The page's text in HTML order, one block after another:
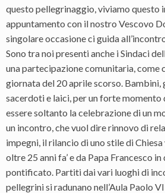
questo pellegrinaggio, viviamo questo
appuntamento con il nostro Vescovo
singolare occasione ci guida
Sono tra noi presenti anche i Sindaci
una partecipazione comunitaria, come
giornata del 20 aprile scorso. Bambini,
sacerdoti e laici, per un forte momento
essere soltanto la celebrazione di un
un incontro, che vuol dire rinnovo di
impegni, il rilancio di uno stile di
oltre 25 anni fa’ e da Papa Francesco
pontificato. Partiti dai vari luoghi di
pellegrini si radunano nell’Aula Paolo